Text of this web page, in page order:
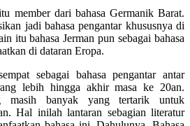
member dari bahasa Germanik Barat.
jadi bahasa pengantar khususnya di
itu bahasa Jerman pun sebagai bahasa
di dataran Eropa.
sebagai bahasa pengantar antar
lebih hingga akhir masa ke 20an.
masih banyak yang tertarik untuk
Hal inilah lantaran sebagian literatur